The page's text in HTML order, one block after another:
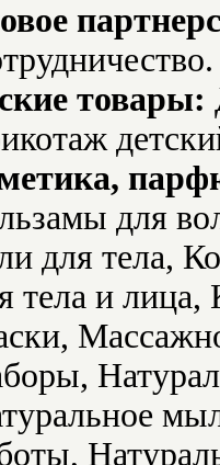
товары:
для
для тела,
тела и